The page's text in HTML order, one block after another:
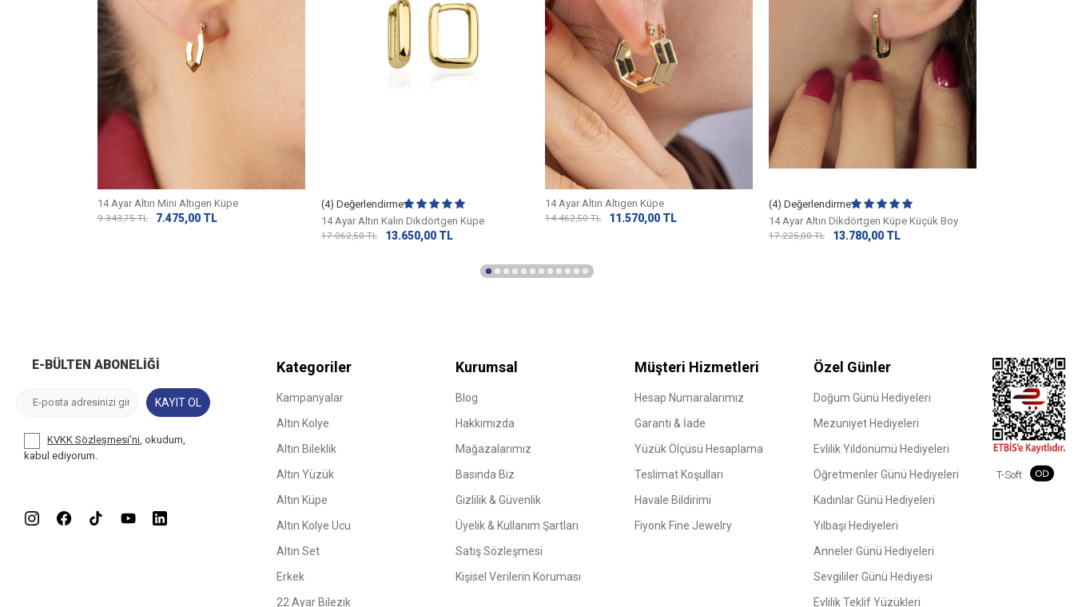
14 Ayar Altın Mini Altıgen Küpe
9.343,75TL 7.475,00 TL
(4) Değerlendirme
14 Ayar Altın Kalın Dikdörtgen Küpe
17.062,50TL 13.650,00 TL
14 Ayar Altın Altıgen Küpe
14.462,50TL 11.570,00 TL
(4) Değerlendirme
14 Ayar Altın Dikdörtgen Küpe Küçük Boy
17.225,00TL 13.780,00 TL
E-BÜLTEN ABONELIĞI
KAYIT OL
KVKK Sözleşmesi'ni, okudum,
kabul ediyorum.
Kategoriler
Kampanyalar
Altın Kolye
Altın Bileklik
Altın Yüzük
Altın Küpe
Altın Kolye Ucu
Altın Set
Erkek
22 Ayar Bilezik
Kurumsal
Blog
Hakkımızda
Mağazalarımız
Basında Biz
Gizlilik & Güvenlik
Üyelik & Kullanım Şartları
Satış Sözleşmesi
Kişisel Verilerin Koruması
Müşteri Hizmetleri
Hesap Numaralarımız
Garanti & İade
Yüzük Ölçüsü Hesaplama
Teslimat Koşulları
Havale Bildirimi
Fiyonk Fine Jewelry
Özel Günler
Doğum Günü Hediyeleri
Mezuniyet Hediyeleri
Evlilik Yıldönümü Hediyeleri
Öğretmenler Günü Hediyeleri
Kadınlar Günü Hediyeleri
Yılbaşı Hediyeleri
Anneler Günü Hediyeleri
Sevgililer Günü Hediyesi
Evlilik Teklif Yüzükleri
T-Soft